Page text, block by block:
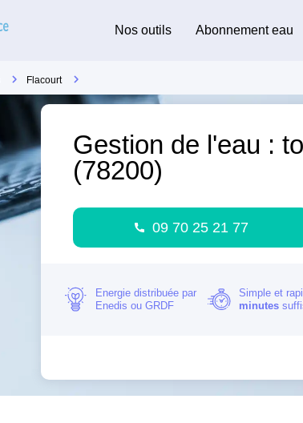
Nos outils Abonnement eau
Flacourt
Gestion de l'eau :
(78200)
09 70 25 21 77
Energie distribuée par
Enedis ou GRDF
Simple et
minutes